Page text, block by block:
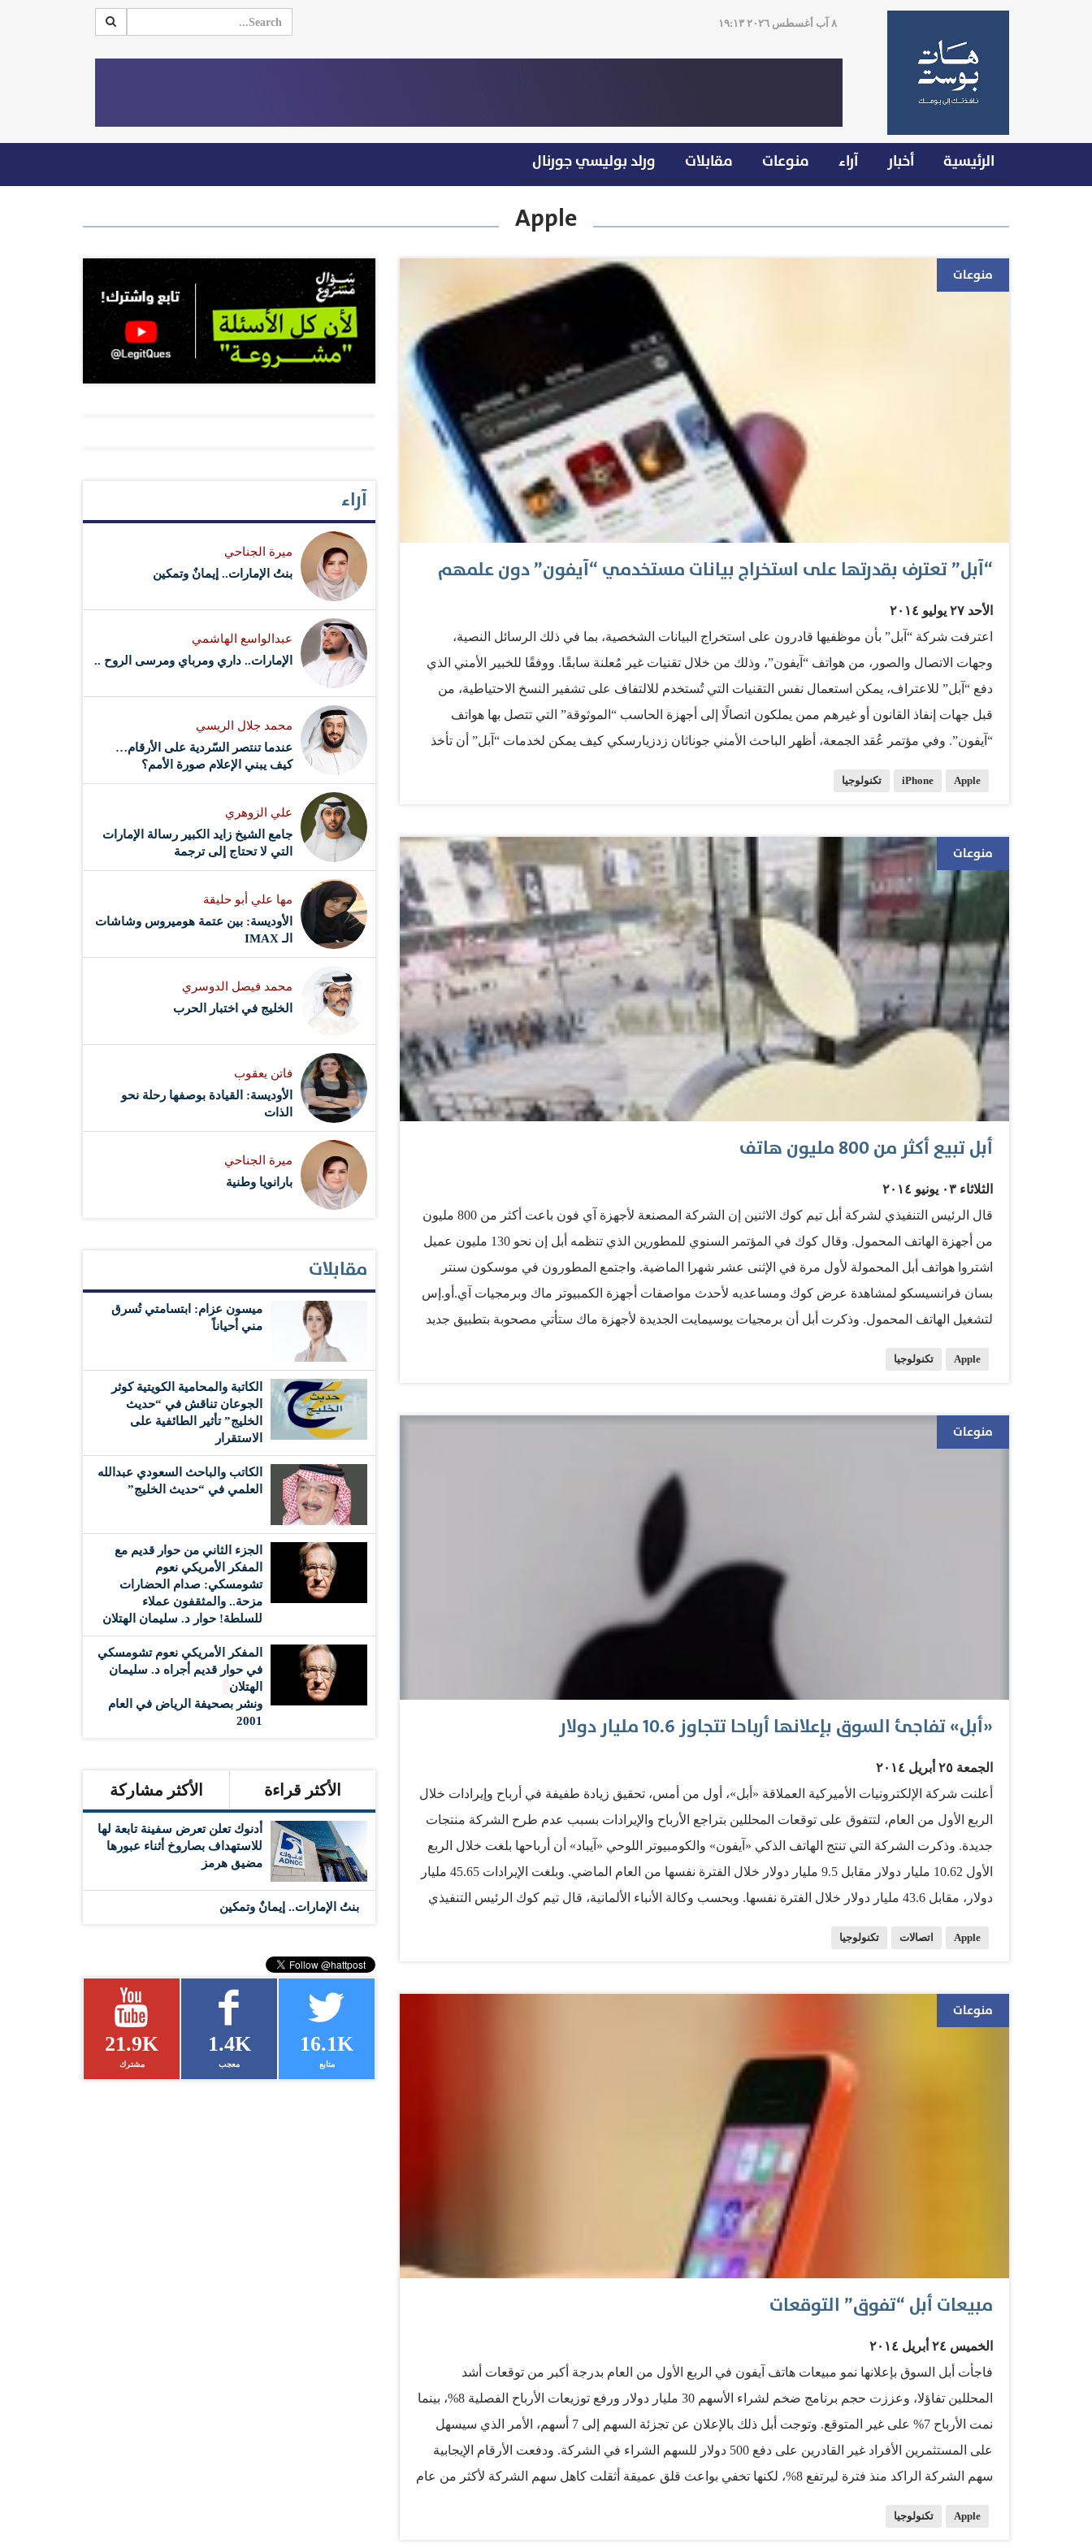
٨ آب أغسطس ٢٠٢٦ ١٩:١٣
الرئيسية أخبار آراء منوعات مقابلات ورلد بوليسي جورنال
Apple
منوعات
“آبل” تعترف بقدرتها على استخراج بيانات مستخدمي “آيفون” دون علمهم
الأحد ٢٧ يوليو ٢٠١٤
اعترفت شركة “آبل” بأن موظفيها قادرون على استخراج البيانات الشخصية، بما في ذلك الرسائل النصية،
وجهات الاتصال والصور، من هواتف “آيفون”، وذلك من خلال تقنيات غير مُعلنة سابقًا. ووفقًا للخبير الأمني الذي
دفع “آبل” للاعتراف، يمكن استعمال نفس التقنيات التي تُستخدم للالتفاف على تشفير النسخ الاحتياطية، من
قبل جهات إنفاذ القانون أو غيرهم ممن يملكون اتصالًا إلى أجهزة الحاسب “الموثوقة” التي تتصل بها هواتف
“آيفون”. وفي مؤتمر عُقد الجمعة، أظهر الباحث الأمني جوناثان زدزيارسكي كيف يمكن لخدمات “آبل” أن تأخذ
“آيفون” ما قد سبق منحه لأجهزة الحاسب الشخصي من صلاحيات عبر عملية النسخ الاحتياطي. وأضاف “ليس
هناك طريقة لـ (إلغاء الاقتران) إلا بمسح بيانات الهاتف” كما أظهر كيف تمكن هو من استخراج بيانات من هاتف
مفتوح من خلال وصله بحاسب “موثوق”. ورأى البعض أن ما كشف عنه زدزيارسكي يعد دليلًا على تعاون شركة
“آبل” مع وكالة الأمن القومي الأمريكية، الأمر الذي انكرته الشركة وقالت إنها لا تمنح وكالات الاستخبارات أي
“أبواب خلفية” إلى أجهزتها.…
Apple
iPhone تكنولوجيا
منوعات
أبل تبيع أكثر من 800 مليون هاتف
الثلاثاء ٠٣ يونيو ٢٠١٤
قال الرئيس التنفيذي لشركة أبل تيم كوك الاثنين إن الشركة المصنعة لأجهزة آي فون باعت أكثر من 800 مليون
من أجهزة الهاتف المحمول. وقال كوك في المؤتمر السنوي للمطورين الذي تنظمه أبل إن نحو 130 مليون عميل
اشتروا هواتف أبل المحمولة لأول مرة في الإثنى عشر شهرا الماضية. واجتمع المطورون في موسكون سنتر
بسان فرانسيسكو لمشاهدة عرض كوك ومساعديه لأحدث مواصفات أجهزة الكمبيوتر ماك وبرمجيات آي.أو.إس
لتشغيل الهاتف المحمول. وذكرت أبل أن برمجيات يوسيمايت الجديدة لأجهزة ماك ستأتي مصحوبة بتطبيق جديد
Apple تكنولوجيا
منوعات
«أبل» تفاجئ السوق بإعلانها أرباحا تتجاوز 10.6 مليار دولار
الجمعة ٢٥ أبريل ٢٠١٤
أعلنت شركة الإلكترونيات الأميركية العملاقة «أبل»، أول من أمس، تحقيق زيادة طفيفة في أرباح وإيرادات خلال
الربع الأول من العام، لتتفوق على توقعات المحللين بتراجع الأرباح والإيرادات بسبب عدم طرح الشركة منتجات
جديدة. وذكرت الشركة التي تنتج الهاتف الذكي «آيفون» والكومبيوتر اللوحي «آيباد» أن أرباحها بلغت خلال الربع
الأول 10.62 مليار دولار مقابل 9.5 مليار دولار خلال الفترة نفسها من العام الماضي. وبلغت الإيرادات 45.65 مليار
دولار، مقابل 43.6 مليار دولار خلال الفترة نفسها. وبحسب وكالة الأنباء الألمانية، قال تيم كوك الرئيس التنفيذي
توزيعات الأرباح الفصلية ثمانية في المائة، بينما نمت الأرباح سبعة في المائة على غير المتوقع. وتوجت «أبل» ذلك
بالإعلان عن تجزئة السهم إلى سبعة أسهم، الأمر الذي سيسهل على المستثمرين الأفراد غير القادرين على دفع
Apple اتصالات تكنولوجيا
منوعات
مبيعات أبل “تفوق” التوقعات
الخميس ٢٤ أبريل ٢٠١٤
فاجأت أبل السوق بإعلانها نمو مبيعات هاتف آيفون في الربع الأول من العام بدرجة أكبر من توقعات أشد
المحللين تفاؤلا، وعززت حجم برنامج ضخم لشراء الأسهم 30 مليار دولار ورفع توزيعات الأرباح الفصلية 8%، بينما
نمت الأرباح 7% على غير المتوقع. وتوجت أبل ذلك بالإعلان عن تجزئة السهم إلى 7 أسهم، الأمر الذي سيسهل
على المستثمرين الأفراد غير القادرين على دفع 500 دولار للسهم الشراء في الشركة. ودفعت الأرقام الإيجابية
سهم الشركة الراكد منذ فترة ليرتفع 8%، لكنها تخفي بواعث قلق عميقة أثقلت كاهل سهم الشركة لأكثر من عام
Apple تكنولوجيا
آراء
ميرة الجناحي
بنتُ الإمارات.. إيمانٌ وتمكين
عبدالواسع الهاشمي
الإمارات.. داري ومرباي ومرسى الروح ..
محمد جلال الريسي
عندما تنتصر السّردية على الأرقام…
كيف يبني الإعلام صورة الأمم؟
علي الزوهري
جامع الشيخ زايد الكبير رسالة الإمارات
التي لا تحتاج إلى ترجمة
مها علي أبو حليقة
الأوديسة: بين عتمة هوميروس وشاشات
الـ IMAX
محمد فيصل الدوسري ​
‏الخليج في اختبار الحرب
فاتن يعقوب
الأوديسة: القيادة بوصفها رحلة نحو
الذات
ميرة الجناحي
بارانويا وطنية
مقابلات
ميسون عزام: ابتسامتي تُسرق
مني أحياناً
الكاتبة والمحامية الكويتية كوثر
الجوعان تناقش في “حديث
الخليج” تأثير الطائفية على
الاستقرار
الكاتب والباحث السعودي عبدالله
العلمي في “حديث الخليج”
الجزء الثاني من حوار قديم مع
المفكر الأمريكي نعوم
تشومسكي: صدام الحضارات
مزحة.. والمثقفون عملاء
للسلطة! حوار د. سليمان الهتلان
المفكر الأمريكي نعوم تشومسكي
في حوار قديم أجراه د. سليمان
الهتلان
ونشر بصحيفة الرياض في العام
2001
الأكثر قراءة الأكثر مشاركة
أدنوك تعلن تعرض سفينة تابعة لها
للاستهداف بصاروخ أثناء عبورها
مضيق هرمز
بنتُ الإمارات.. إيمانٌ وتمكين
21.9K
مشترك
1.4K
معجب
16.1K
متابع